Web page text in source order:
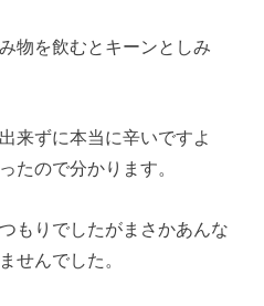
物を飲むとキーンとしみ
来ずに本当に辛いですよ
たので分かります。
もりでしたがまさかあんな
せんでした。